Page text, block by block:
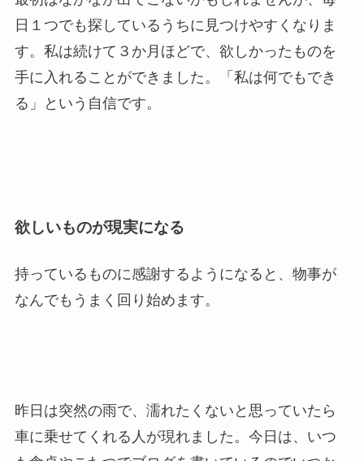
日１つでも探しているうちに見つけやすくなりま
す。私は続けて３か月ほどで、欲しかったものを
手に入れることができました。「私は何でもでき
る」という自信です。
欲しいものが現実になる
持っているものに感謝するようになると、物事が
なんでもうまく回り始めます。
昨日は突然の雨で、濡れたくないと思っていたら
車に乗せてくれる人が現れました。今日は、いつ